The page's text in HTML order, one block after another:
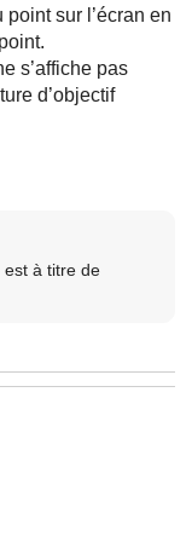
sur l’écran en
s’affiche pas
d’objectif
est à titre de